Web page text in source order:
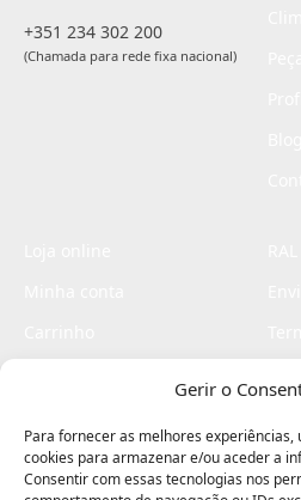
Gerir o
Para fornecer as melhores experiências,
cookies para armazenar e/ou aceder a
Consentir com essas tecnologias nos
+351 234 302 200
(Chamada para rede fixa nacional)